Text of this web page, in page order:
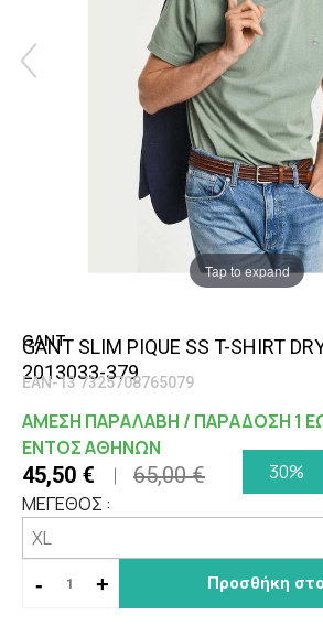
Tap to expand
GANT
GANT SLIM PIQUE SS T-SHIRT
2013033-379
EAN-13 7325708765079
ΑΜΕΣΗ ΠΑΡΑΛΑΒΗ / ΠΑΡΑΔΟΣΗ 1
ΕΝΤΟΣ ΑΘΗΝΩΝ
45,50 € 65,00 €
30%
ΜΕΓΕΘΟΣ :
- + Προσθήκη